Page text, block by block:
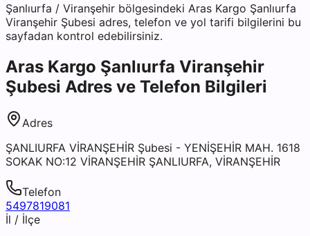
Şanlıurfa / Viranşehir bölgesindeki Aras Kargo Şanlıurfa
Viranşehir Şubesi adres, telefon ve yol tarifi bilgilerini bu
sayfadan kontrol edebilirsiniz.
Aras Kargo Şanlıurfa Viranşehir
Şubesi Adres ve Telefon Bilgileri
Adres
ŞANLIURFA VİRANŞEHİR Şubesi - YENİŞEHİR MAH. 1618
SOKAK NO:12 VİRANŞEHİR ŞANLIURFA, VİRANŞEHİR
Telefon
5497819081
İl / İlçe